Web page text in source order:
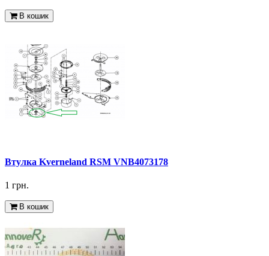
В кошик
Втулка Kverneland RSM VNB4073178
1 грн.
В кошик